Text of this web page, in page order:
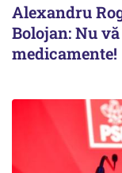
Alexandru
Bolojan: Nu
medicamente!